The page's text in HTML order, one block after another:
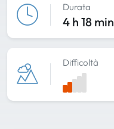
Durata
4 h 18 min
Difficoltà